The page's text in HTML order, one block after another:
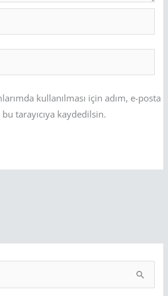
kullanılması için adım, e-posta
tarayıcıya kaydedilsin.